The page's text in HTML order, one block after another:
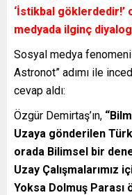
‘İstikbal göklerdedir!’
medyada ilginç
Sosyal medya fenomeni
Astronot” adımı ile
cevap aldı:
Özgür Demirtaş’ın,
Uzaya gönderilen
orada Bilimsel bir
Uzay Çalışmalarımız
Yoksa Dolmuş Parası